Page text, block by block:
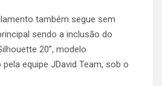
também segue sem
sendo a inclusão do
20”, modelo
equipe JDavid Team, sob o